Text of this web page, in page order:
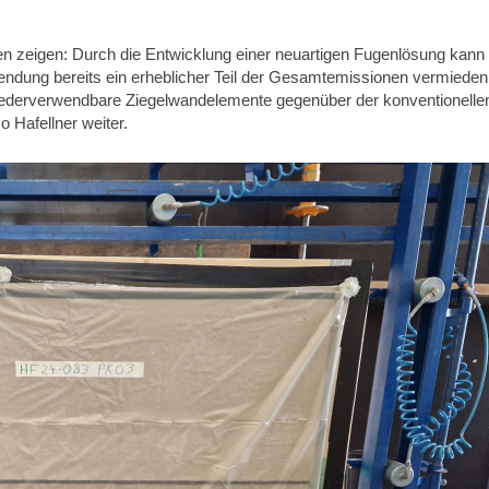
zeigen: Durch die Entwicklung einer neuartigen Fugenlösung kann
bereits ein erheblicher Teil der Gesamtemissionen vermieden
Ziegelwandelemente gegenüber der
Hafellner weiter.